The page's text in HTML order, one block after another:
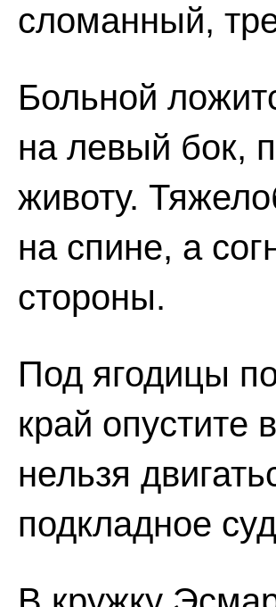
сломанный,
Больной
на левый бок,
животу.
на спине, а
стороны.
Под ягодицы
край опустите
нельзя
подкладное